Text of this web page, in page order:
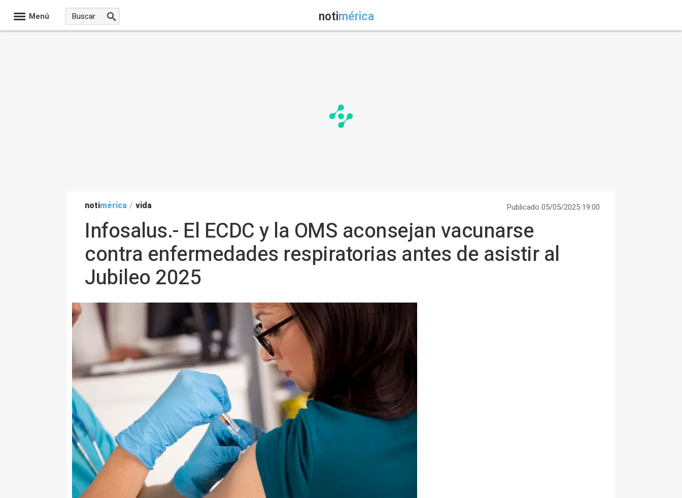
Menú notimérica
notimérica / vida Publicado 05/05/2025 19:00
Infosalus.- El ECDC y la OMS aconsejan vacunarse
contra enfermedades respiratorias antes de asistir al
Jubileo 2025